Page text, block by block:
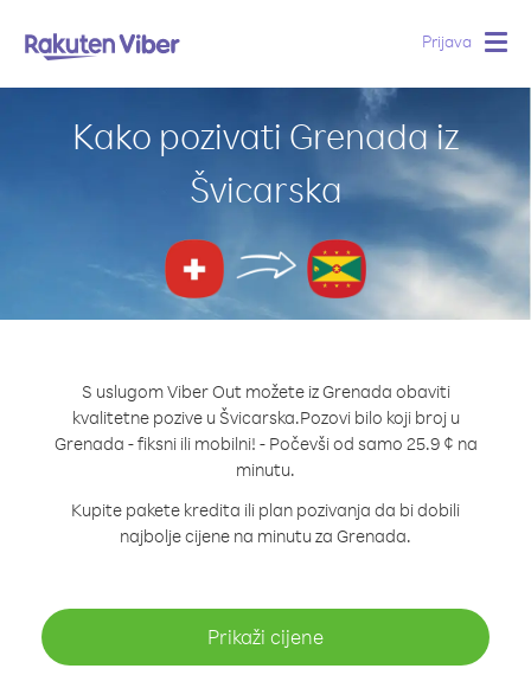
Prijava
Kako pozivati Grenada iz
Švicarska
S uslugom Viber Out možete iz Grenada obaviti
kvalitetne pozive u Švicarska.Pozovi bilo koji broj u
Grenada - fiksni ili mobilni! - Počevši od samo 25.9 ¢ na
minutu.
Kupite pakete kredita ili plan pozivanja da bi dobili
najbolje cijene na minutu za Grenada.
Prikaži cijene